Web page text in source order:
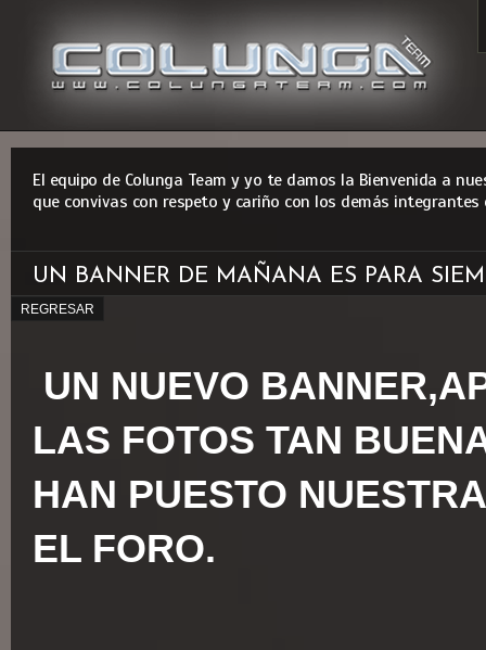
El equipo de Colunga Team y yo te damos la Bienvenida a
que convivas con respeto y cariño con los demás integrantes
UN BANNER DE MAÑANA ES PARA
REGRESAR
UN NUEVO
LAS FOTOS TAN
HAN PUESTO
EL FORO.